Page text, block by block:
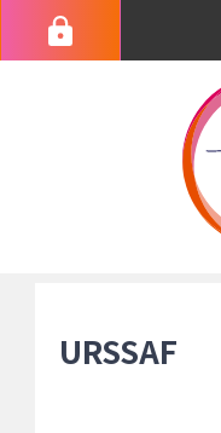
contenu
Menu
du
URSSAF